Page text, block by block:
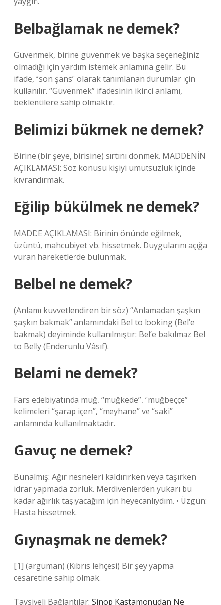
Belbağlamak ne demek?
Güvenmek, birine güvenmek ve başka seçeneğiniz
olmadığı için yardım istemek anlamına gelir. Bu
ifade, “son şans” olarak tanımlanan durumlar için
kullanılır. “Güvenmek” ifadesinin ikinci anlamı,
beklentilere sahip olmaktır.
Belimizi bükmek ne demek?
Birine (bir şeye, birisine) sırtını dönmek. MADDENİN
AÇIKLAMASI: Söz konusu kişiyi umutsuzluk içinde
kıvrandırmak.
Eğilip bükülmek ne demek?
MADDE AÇIKLAMASI: Birinin önünde eğilmek,
üzüntü, mahcubiyet vb. hissetmek. Duygularını açığa
vuran hareketlerde bulunmak.
Belbel ne demek?
(Anlamı kuvvetlendiren bir söz) “Anlamadan şaşkın
şaşkın bakmak” anlamındaki Bel to looking (Bel’e
bakmak) deyiminde kullanılmıştır: Bel’e bakılmaz Bel
to Belly (Enderunlu Vâsıf).
Belami ne demek?
Fars edebiyatında muğ, “muğkede”, “muğbeççe”
kelimeleri “şarap içen”, “meyhane” ve “saki”
anlamında kullanılmaktadır.
Gavuç ne demek?
Bunalmış: Ağır nesneleri kaldırırken veya taşırken
idrar yapmada zorluk. Merdivenlerden yukarı bu
kadar ağırlık taşıyacağım için heyecanlıydım. • Üzgün:
Hasta hissetmek.
Gıynaşmak ne demek?
[1] (argüman) (Kıbrıs lehçesi) Bir şey yapma
cesaretine sahip olmak.
Tavsiyeli Bağlantılar: Sinop Kastamonudan Ne